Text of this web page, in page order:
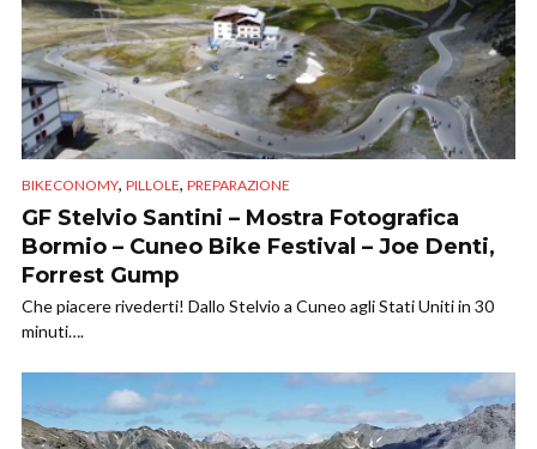
BIKECONOMY, PILLOLE, PREPARAZIONE
GF Stelvio Santini – Mostra Fotografica
Bormio – Cuneo Bike Festival – Joe Denti,
Forrest Gump
Che piacere rivederti! Dallo Stelvio a Cuneo agli Stati Uniti in 30
minuti….